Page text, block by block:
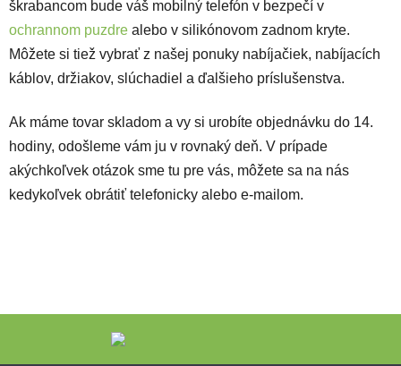
škrabancom bude váš mobilný telefón v bezpečí v
ochrannom puzdre alebo v silikónovom zadnom kryte.
Môžete si tiež vybrať z našej ponuky nabíjačiek, nabíjacích
káblov, držiakov, slúchadiel a ďalšieho príslušenstva.
Ak máme tovar skladom a vy si urobíte objednávku do 14.
hodiny, odošleme vám ju v rovnaký deň. V prípade
akýchkoľvek otázok sme tu pre vás, môžete sa na nás
kedykoľvek obrátiť telefonicky alebo e-mailom.